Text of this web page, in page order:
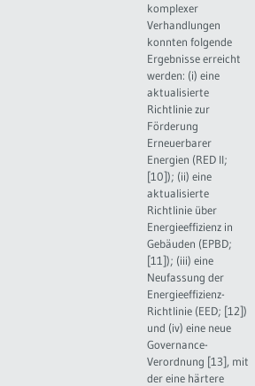
komplexer
Verhandlungen
konnten folgende
Ergebnisse erreicht
werden: (i) eine
aktualisierte
Richtlinie zur
Förderung
Erneuerbarer
Energien (RED II;
[10]); (ii) eine
aktualisierte
Richtlinie über
Energieeffizienz in
Gebäuden (EPBD;
[11]); (iii) eine
Neufassung der
Energieeffizienz-
Richtlinie (EED; [12])
und (iv) eine neue
Governance-
Verordnung [13], mit
der eine härtere